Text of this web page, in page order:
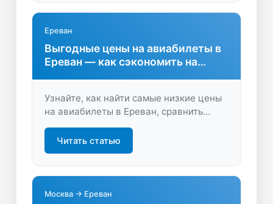
Ереван
Выгодные цены на авиабилеты в
Ереван — как сэкономить на
Узнайте, как найти самые низкие цены
на авиабилеты в Ереван, сравнить
вариант для путешествия. Легко
подобрать билет по лучшей стоимости
Читать статью
Москва → Ереван